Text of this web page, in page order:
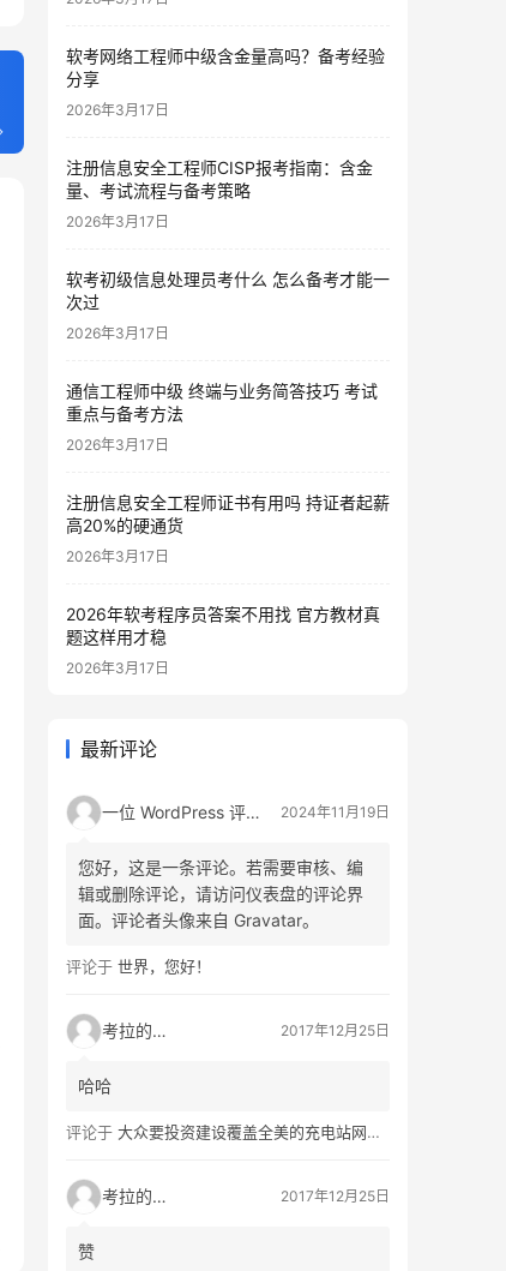
软考网络工程师中级含金量高吗？备考经验
分享
2026年3月17日
注册信息安全工程师CISP报考指南：含金
量、考试流程与备考策略
2026年3月17日
软考初级信息处理员考什么 怎么备考才能一
次过
2026年3月17日
通信工程师中级 终端与业务简答技巧 考试
重点与备考方法
2026年3月17日
注册信息安全工程师证书有用吗 持证者起薪
高20%的硬通货
2026年3月17日
2026年软考程序员答案不用找 官方教材真
题这样用才稳
2026年3月17日
最新评论
一位 WordPress 评论者 2024年11月19日
您好，这是一条评论。若需要审核、编
辑或删除评论，请访问仪表盘的评论界
面。评论者头像来自 Gravatar。
评论于 世界，您好！
考拉的生活 2017年12月25日
哈哈
评论于 大众要投资建设覆盖全美的充电站网络，特斯拉也没闲着
考拉的生活 2017年12月25日
赞